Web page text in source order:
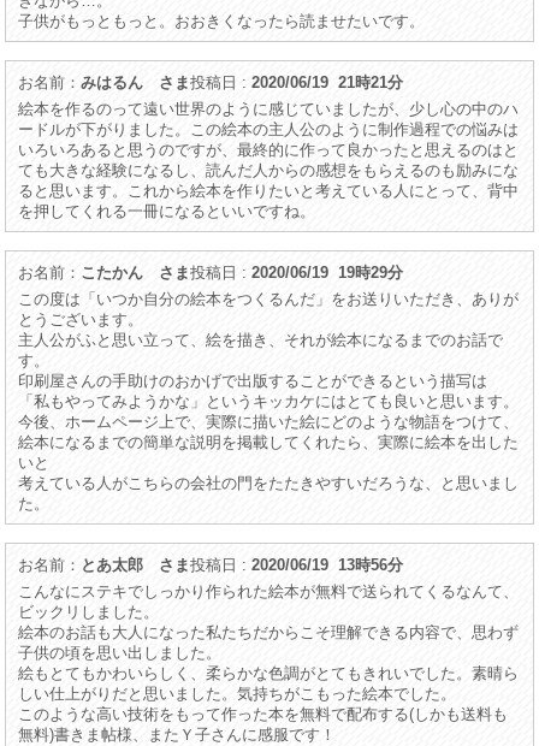
子供がもっともっと。おおきくなったら読ませたいです。
お名前：みはるん さま投稿日 :2020/06/19 21時21分
絵本を作るのって遠い世界のように感じていましたが、少し心の中のハ
ードルが下がりました。この絵本の主人公のように制作過程での悩みは
いろいろあると思うのですが、最終的に作って良かったと思えるのはと
ても大きな経験になるし、読んだ人からの感想をもらえるのも励みにな
ると思います。これから絵本を作りたいと考えている人にとって、背中
を押してくれる一冊になるといいですね。
お名前： こたかん さま投稿日 :2020/06/19 19時29分
この度は「いつか自分の絵本をつくるんだ」をお送りいただき、ありが
とうございます。
主人公がふと思い立って、絵を描き、それが絵本になるまでのお話で
す。
印刷屋さんの手助けのおかげで出版することができるという描写は
「私もやってみようかな」というキッカケにはとても良いと思います。
今後、ホームページ上で、実際に描いた絵にどのような物語をつけて、
絵本になるまでの簡単な説明を掲載してくれたら、実際に絵本を出した
いと
考えている人がこちらの会社の門をたたきやすいだろうな、と思いまし
た。
お名前： とあ太郎 さま投稿日 :2020/06/19 13時56分
こんなにステキでしっかり作られた絵本が無料で送られてくるなんて、
ビックリしました。
絵本のお話も大人になった私たちだからこそ理解できる内容で、思わず
子供の頃を思い出しました。
絵もとてもかわいらしく、柔らかな色調がとてもきれいでした。素晴ら
しい仕上がりだと思いました。気持ちがこもった絵本でした。
このような高い技術をもって作った本を無料で配布する(しかも送料も
無料)書きま帖様、またＹ子さんに感服です！